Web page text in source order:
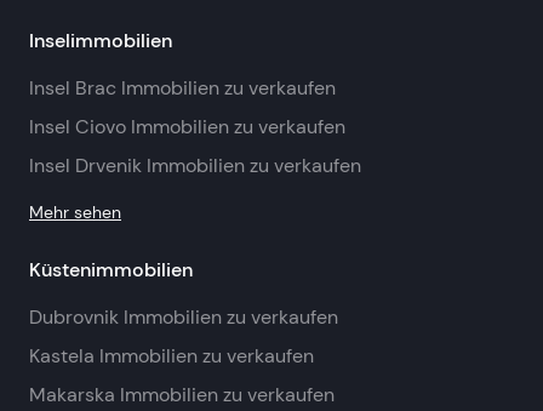
Inselimmobilien
Insel Brac Immobilien zu verkaufen
Insel Ciovo Immobilien zu verkaufen
Insel Drvenik Immobilien zu verkaufen
Mehr sehen
Küstenimmobilien
Dubrovnik Immobilien zu verkaufen
Kastela Immobilien zu verkaufen
Makarska Immobilien zu verkaufen